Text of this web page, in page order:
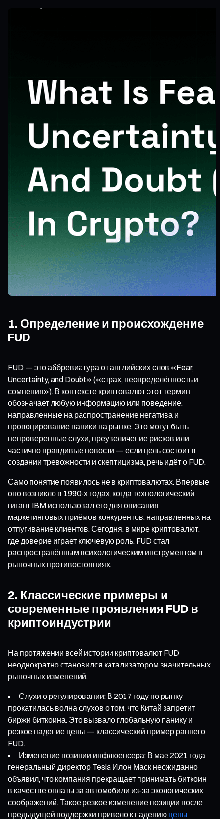
1. Определение и происхождение
FUD
FUD — это аббревиатура от английских слов «Fear,
Uncertainty, and Doubt» («страх, неопределённость и
сомнения»). В контексте криптовалют этот термин
обозначает любую информацию или поведение,
направленные на распространение негатива и
провоцирование паники на рынке. Это могут быть
непроверенные слухи, преувеличение рисков или
частично правдивые новости — если цель состоит в
создании тревожности и скептицизма, речь идёт о FUD.
Само понятие появилось не в криптовалютах. Впервые
оно возникло в 1990-х годах, когда технологический
гигант IBM использовал его для описания
маркетинговых приёмов конкурентов, направленных на
отпугивание клиентов. Сегодня, в мире криптовалют,
где доверие играет ключевую роль, FUD стал
распространённым психологическим инструментом в
рыночных противостояниях.
2. Классические примеры и
современные проявления FUD в
криптоиндустрии
На протяжении всей истории криптовалют FUD
неоднократно становился катализатором значительных
рыночных изменений.
Слухи о регулировании: В 2017 году по рынку
прокатилась волна слухов о том, что Китай запретит
биржи биткоина. Это вызвало глобальную панику и
резкое падение цены — классический пример раннего
FUD.
Изменение позиции инфлюенсера: В мае 2021 года
генеральный директор Tesla Илон Маск неожиданно
объявил, что компания прекращает принимать биткоин
в качестве оплаты за автомобили из-за экологических
соображений. Такое резкое изменение позиции после
предыдущей поддержки привело к падению цены